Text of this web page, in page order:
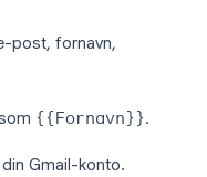
post, fornavn,
{{Fornavn}}.
Gmail-konto.